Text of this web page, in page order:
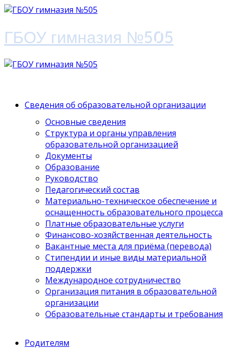
ГБОУ гимназия №505
Сведения об образовательной организации
Основные сведения
Структура и органы управления
образовательной организацией
Документы
Образование
Руководство
Педагогический состав
Материально-техническое обеспечение и
оснащенность образовательного процесса
Платные образовательные услуги
Финансово-хозяйственная деятельность
Вакантные места для приёма (перевода)
Стипендии и иные виды материальной
поддержки
Международное сотрудничество
Организация питания в образовательной
организации
Образовательные стандарты и требования
Родителям